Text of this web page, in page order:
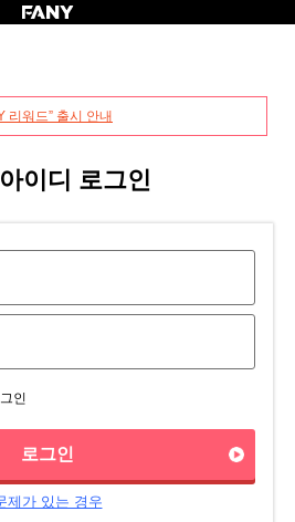
리워드” 출시 안내
이디 로그인
인
로그인
제가 있는 경우